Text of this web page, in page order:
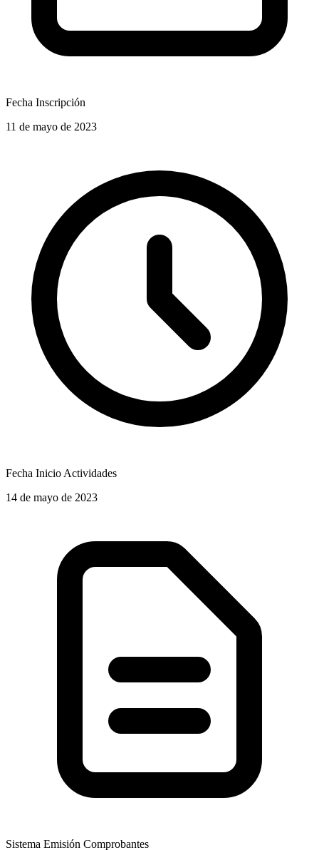
Fecha Inscripción
11 de mayo de 2023
Fecha Inicio Actividades
14 de mayo de 2023
Sistema Emisión Comprobantes